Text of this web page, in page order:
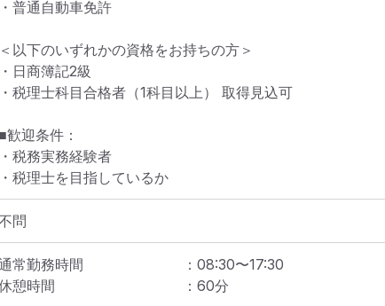
・普通自動車免許
＜以下のいずれかの資格をお持ちの方＞
・日商簿記2級
・税理士科目合格者（1科目以上） 取得見込可
■歓迎条件：
・税務実務経験者
・税理士を目指しているか
問
常勤務時間 ： 08:30〜17:30
憩時間
： 60分